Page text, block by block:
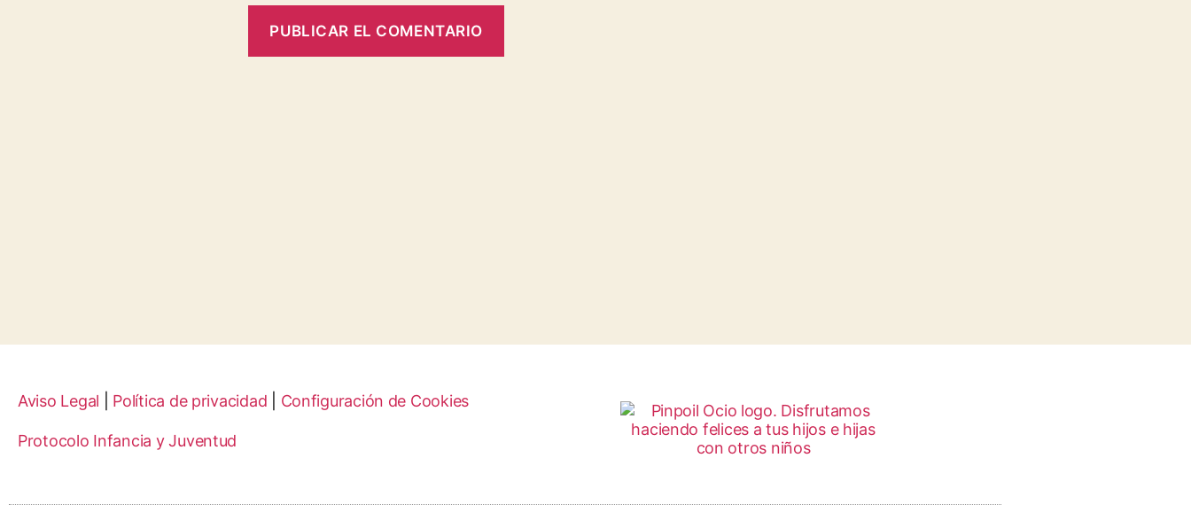
Aviso Legal Política de privacidad Configuración de Cookies
Protocolo Infancia y Juventud